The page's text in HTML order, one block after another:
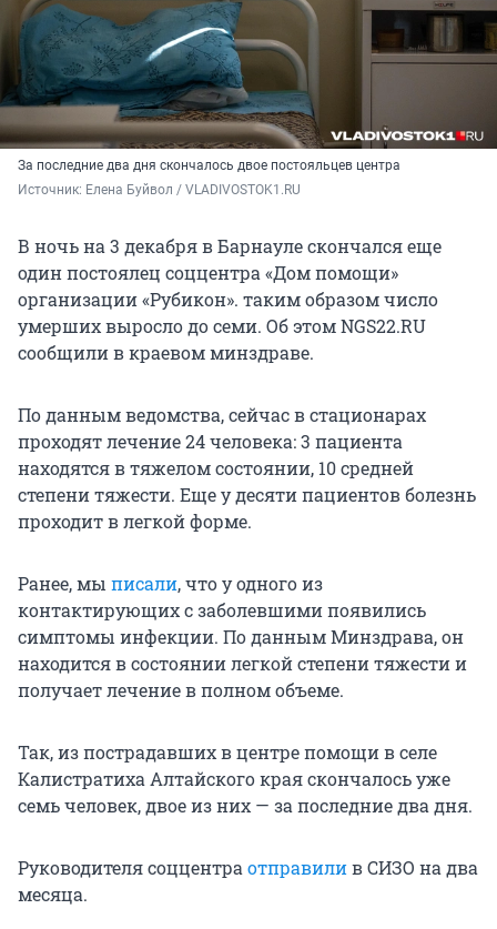
За последние два дня скончалось двое постояльцев центра
Источник: Елена Буйвол / VLADIVOSTOK1.RU
В ночь на 3 декабря в Барнауле скончался еще
один постоялец соццентра «Дом помощи»
организации «Рубикон». таким образом число
умерших выросло до семи. Об этом NGS22.RU
сообщили в краевом минздраве.
По данным ведомства, сейчас в стационарах
проходят лечение 24 человека: 3 пациента
находятся в тяжелом состоянии, 10 средней
степени тяжести. Еще у десяти пациентов болезнь
проходит в легкой форме.
Ранее, мы писали, что у одного из
контактирующих с заболевшими появились
симптомы инфекции. По данным Минздрава, он
находится в состоянии легкой степени тяжести и
получает лечение в полном объеме.
Так, из пострадавших в центре помощи в селе
Калистратиха Алтайского края скончалось уже
семь человек, двое из них — за последние два дня.
Руководителя соццентраотправилив СИЗО на два
месяца.